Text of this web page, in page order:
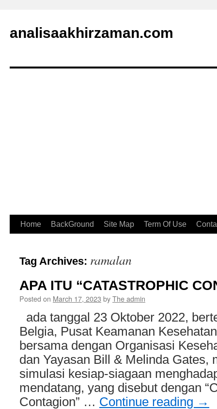
analisaakhirzaman.com
Home BackGround Site Map Term Of Use
Tag Archives: ramalan
APA ITU “CATASTROPHIC
Posted on March 17, 2023 byThe admin
ada tanggal 23 Oktober 2022,
Belgia, Pusat Keamanan
bersama dengan Organisasi
dan Yayasan Bill & Melinda Gates,
simulasi kesiap-siagaan
mendatang, yang disebut dengan
Contagion” … Continue reading →